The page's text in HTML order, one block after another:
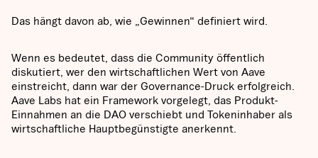
Das hängt davon ab, wie „Gewinnen“ definiert wird.
Wenn es bedeutet, dass die Community öffentlich
diskutiert, wer den wirtschaftlichen Wert von Aave
einstreicht, dann war der Governance-Druck erfolgreich.
Aave Labs hat ein Framework vorgelegt, das Produkt-
Einnahmen an die DAO verschiebt und Tokeninhaber als
wirtschaftliche Hauptbegünstigte anerkennt.